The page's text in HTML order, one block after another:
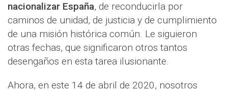
nacionalizar España, de reconducirla por
caminos de unidad, de justicia y de cumplimiento
de una misión histórica común. Le siguieron
otras fechas, que significaron otros tantos
desengaños en esta tarea ilusionante.
Ahora, en este 14 de abril de 2020, nosotros